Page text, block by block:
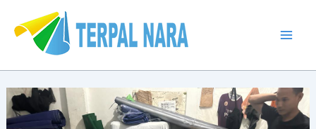
konten
navigation